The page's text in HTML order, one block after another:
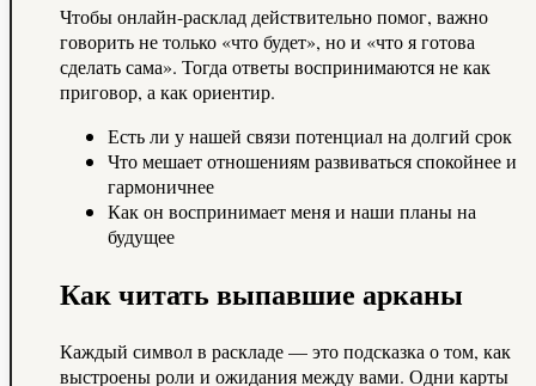
Чтобы онлайн-расклад действительно помог, важно
говорить не только «что будет», но и «что я готова
сделать сама». Тогда ответы воспринимаются не как
приговор, а как ориентир.
Есть ли у нашей связи потенциал на долгий срок
Что мешает отношениям развиваться спокойнее и
гармоничнее
Как он воспринимает меня и наши планы на
будущее
Как читать выпавшие арканы
Каждый символ в раскладе — это подсказка о том, как
выстроены роли и ожидания между вами. Одни карты